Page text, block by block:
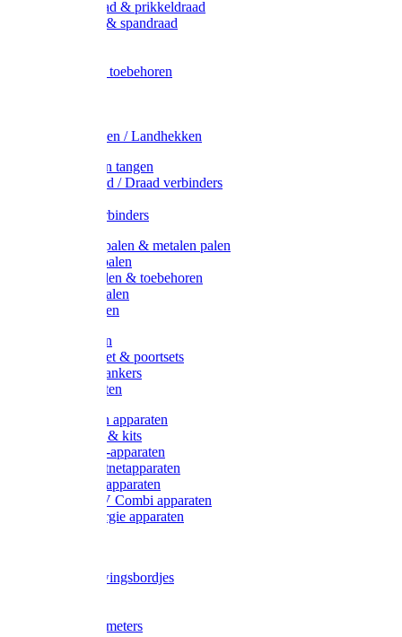
Metaal draad & prikkeldraad
Binddraad & spandraad
Afrasternet toebehoren
Weidehekken / Landhekken
Spanners en tangen
Lint / Koord / Draad verbinders
Litzclip verbinders
Recycling palen & metalen palen
Kunststof palen
T-Post t-palen & toebehoren
Glasfiber palen
Houten palen
Poortgrepen
Doorgangset & poortsets
Poortgreepankers
Weidepoorten
Onderdelen apparaten
Starter sets & kits
9V Batterij-apparaten
230V Lichtnetapparaten
12V Accu-apparaten
230V / 12V Combi apparaten
Zonne-energie apparaten
Waarschuwingsbordjes
Wegers en meters